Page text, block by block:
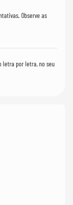
Observe as
letra por letra, no seu